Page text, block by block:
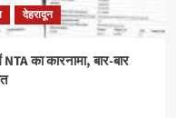
देहरादून
का कारनामा, बार-बार